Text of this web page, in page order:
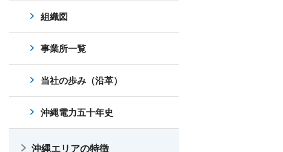
組織図
事業所一覧
当社の歩み（沿革）
沖縄電力五十年史
沖縄エリアの特徴